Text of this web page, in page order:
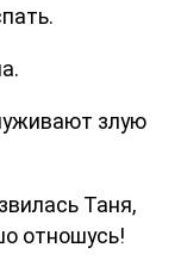
злую
Таня,
отношусь!